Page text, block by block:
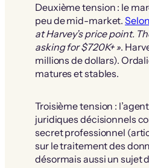
Deuxième tension : le
peu de mid-market.
at Harvey’s price point.
asking for $720K+ ».
millions de dollars).
matures et stables.
Troisième tension :
juridiques décisionnels
secret professionnel
sur le traitement des
désormais aussi un sujet